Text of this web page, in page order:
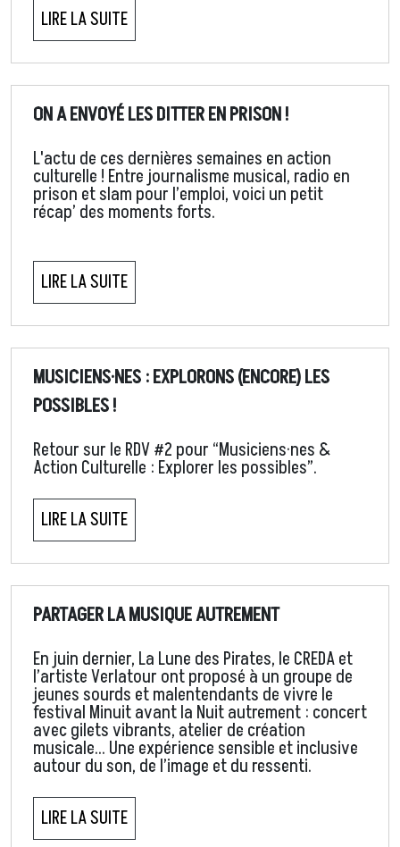
LIRE LA SUITE
ON A ENVOYÉ LES DITTER EN PRISON !
L'actu de ces dernières semaines en action
culturelle ! Entre journalisme musical, radio en
prison et slam pour l’emploi, voici un petit
récap’ des moments forts.
LIRE LA SUITE
MUSICIENS·NES : EXPLORONS (ENCORE) LES
POSSIBLES !
Retour sur le RDV #2 pour “Musiciens·nes &
Action Culturelle : Explorer les possibles”.
LIRE LA SUITE
PARTAGER LA MUSIQUE AUTREMENT
En juin dernier, La Lune des Pirates, le CREDA et
l’artiste Verlatour ont proposé à un groupe de
jeunes sourds et malentendants de vivre le
festival Minuit avant la Nuit autrement : concert
avec gilets vibrants, atelier de création
musicale… Une expérience sensible et inclusive
autour du son, de l’image et du ressenti.
LIRE LA SUITE